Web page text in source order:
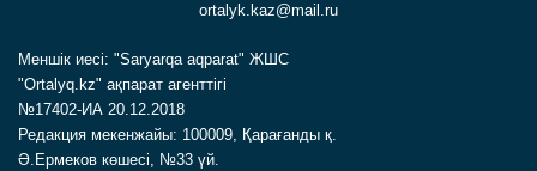
ortalyk.kaz@mail.ru
Меншік иесі: "Saryarqa aqparat" ЖШС
"Ortalyq.kz" ақпарат агенттігі
№17402-ИА 20.12.2018
Редакция мекенжайы: 100009, Қарағанды қ.
Ә.Ермеков көшесі, №33 үй.